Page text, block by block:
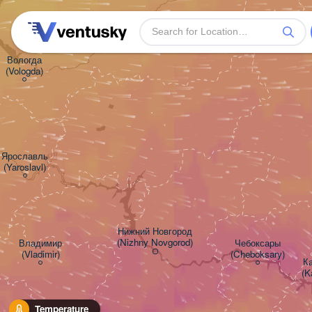
Temperature
Нижний Новгород
(Nizhny Novgorod)
Ярославль
(Yaroslavl)
Вологда
(Vologda)
Владимир
(Vladimir)
Чебоксары
(Cheboksary)